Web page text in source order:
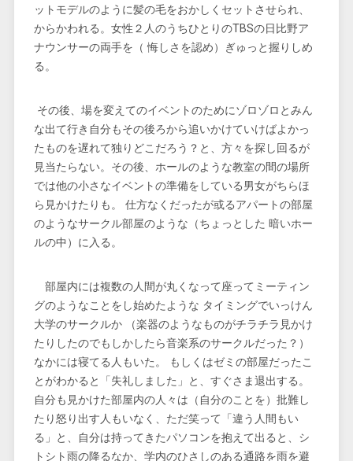
ットモデルのように髪の毛をおかしくセットさせられ、
からかわれる。女性２人のうちひとりのTBSの日比野ア
ナウンサーの両手を（ 悔しさを認め）ぎゅっと握りしめ
る。
その後、場を変えてのイベントのためにゾロゾロとみん
な出て行き自分もその後ろから追いかけていけばよかっ
たものを遅れて独りどこだろう？と、方々を探し回るが
見当たらない。その後、ホールのような教室の間の場所
では他の小さなイベントの準備をしている男女がちらほ
ら見かけたりも。 仕方なくだったが或るアパートの部屋
のようなサークル部屋のような（ちょっとした 暗いホー
ルの中）に入る。
部屋内には複数の人間が丸くなって座ってミーティン
グのようなことをし始めたような タイミングでいっけん
大学のサークルか （楽器のようなものがチラチラ見かけ
たりしたのでもしかしたら音楽系のサークルだった？）
なかには寝てる人もいた。 もしくはゼミの部屋だったこ
とがわかると「失礼しました」と、すぐさま退出する。
自分も見かけた部屋内の人々は（自分のことを）批難し
たり怒り出す人もいなく、ただ笑って「違う人間もい
る」と、自分は持ってきたパソコンを抱えて出ると、シ
トシト雨の降るなか、学内のひさしのある通路を雨を避